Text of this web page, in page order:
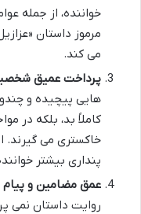
خواننده، از جمله
مرموز داستان
می کند.
پرداخت عمیق
هایی پیچیده و
کاملاً بد، بلکه در
خاکستری می گیرند.
پنداری بیشتر
عمق مضامین و پیام
روایت داستان نمی